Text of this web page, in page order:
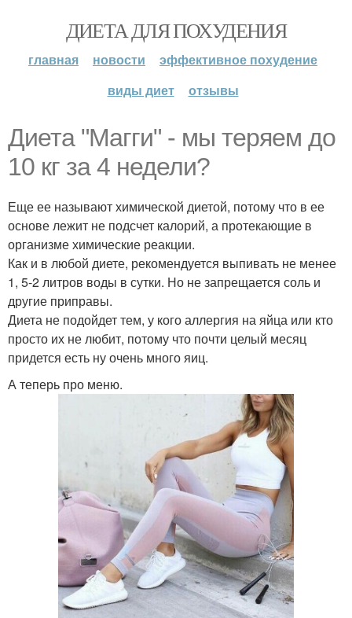
ДИЕТА ДЛЯ ПОХУДЕНИЯ
главная новости
эффективное похудение
виды диет
отзывы
Диета "Магги" - мы теряем до
10 кг за 4 недели?
Еще ее называют химической диетой, потому что в ее
основе лежит не подсчет калорий, а протекающие в
организме химические реакции.
Как и в любой диете, рекомендуется выпивать не менее
1, 5-2 литров воды в сутки. Но не запрещается соль и
другие приправы.
Диета не подойдет тем, у кого аллергия на яйца или кто
просто их не любит, потому что почти целый месяц
придется есть ну очень много яиц.
А теперь про меню.